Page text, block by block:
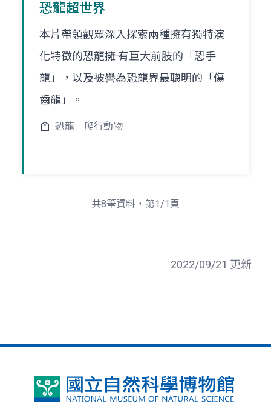
恐龍超世界
本片帶領觀眾深入探索兩種擁有獨特演
化特徵的恐龍――擁 有巨大前肢的「恐手
龍」，以及被譽為恐龍界最聰明的「傷
齒龍」。
恐龍 爬行動物
共8筆資料，第1/1頁
2022/09/21 更新
國